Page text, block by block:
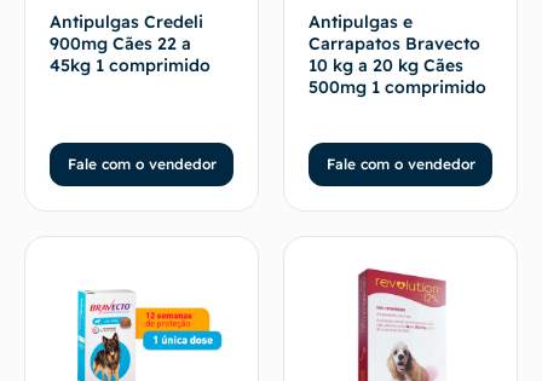
Antipulgas Credeli
900mg Cães 22 a
45kg 1 comprimido
Fale com o vendedor
Antipulgas e
Carrapatos Bravecto
10 kg a 20 kg Cães
500mg 1 comprimido
Fale com o vendedor